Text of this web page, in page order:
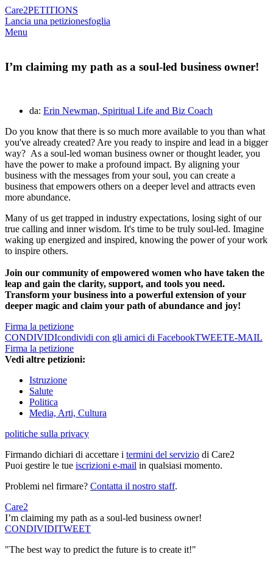
Care2PETITIONS
Lancia una petizionesfoglia
Menu
I’m claiming my path as a soul-led business owner!
da: Erin Newman, Spiritual Life and Biz Coach
Do you know that there is so much more available to you than what
you've already created? Are you ready to inspire and lead in a bigger
way? As a soul-led woman business owner or thought leader, you
have the power to make a profound impact. By aligning your
business with the messages from your soul, you can create a
business that empowers others on a deeper level and attracts even
more abundance.
Many of us get trapped in industry expectations, losing sight of our
true calling and inner wisdom. It's time to be truly soul-led. Imagine
waking up energized and inspired, knowing the power of your work
to inspire others.
Join our community of empowered women who have taken the
leap and gain the clarity, support, and tools you need.
Transform your business into a powerful extension of your
deeper magic and claim your path of abundance and joy!
Firma la petizione
CONDIVIDIcondividi con gli amici di FacebookTWEETE-MAIL
Firma la petizione
Vedi altre petizioni:
Istruzione
Salute
Politica
Media, Arti, Cultura
politiche sulla privacy
Firmando dichiari di accettare i termini del servizio di Care2
Puoi gestire le tue iscrizioni e-mail in qualsiasi momento.
Problemi nel firmare? Contatta il nostro staff.
Care2
I’m claiming my path as a soul-led business owner!
CONDIVIDITWEET
"The best way to predict the future is to create it!"